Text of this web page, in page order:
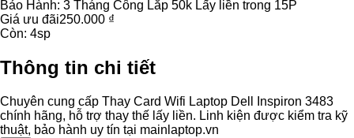
Bảo Hành: 3 Tháng Công Lắp 50k Lấy liền trong 15P
Giá ưu đãi250.000 ₫
Còn: 4sp
Thông tin chi tiết
Chuyên cung cấp Thay Card Wifi Laptop Dell Inspiron 3483
chính hãng, hỗ trợ thay thế lấy liền. Linh kiện được kiểm tra kỹ
thuật, bảo hành uy tín tại mainlaptop.vn